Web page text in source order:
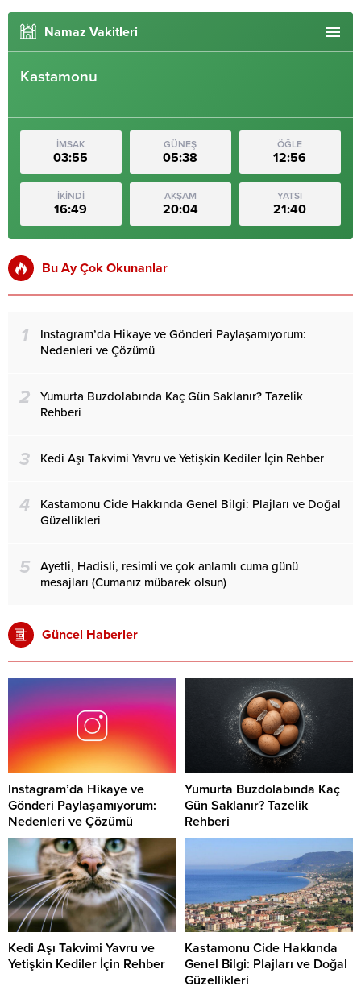
Namaz Vakitleri
Kastamonu
İMSAK
03:55
GÜNEŞ
05:38
ÖĞLE
12:56
İKİNDİ
16:49
AKŞAM
20:04
YATSI
21:40
Bu Ay Çok Okunanlar
1
Instagram’da Hikaye ve Gönderi Paylaşamıyorum:
Nedenleri ve Çözümü
2
Yumurta Buzdolabında Kaç Gün Saklanır? Tazelik
Rehberi
3 Kedi Aşı Takvimi Yavru ve Yetişkin Kediler İçin Rehber
4
Kastamonu Cide Hakkında Genel Bilgi: Plajları ve Doğal
Güzellikleri
5
Ayetli, Hadisli, resimli ve çok anlamlı cuma günü
mesajları (Cumanız mübarek olsun)
Güncel Haberler
Instagram’da Hikaye ve
Gönderi Paylaşamıyorum:
Nedenleri ve Çözümü
Yumurta Buzdolabında Kaç
Gün Saklanır? Tazelik
Rehberi
Kedi Aşı Takvimi Yavru ve
Yetişkin Kediler İçin Rehber
Kastamonu Cide Hakkında
Genel Bilgi: Plajları ve Doğal
Güzellikleri